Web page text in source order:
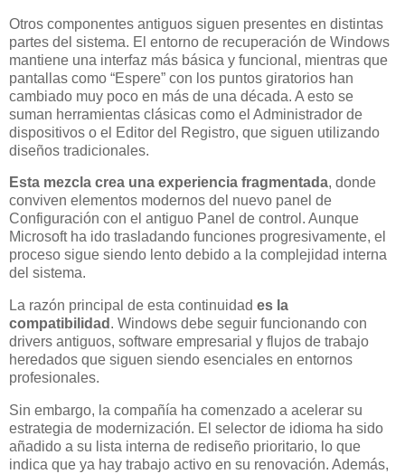
Otros componentes antiguos siguen presentes en distintas
partes del sistema. El entorno de recuperación de Windows
mantiene una interfaz más básica y funcional, mientras que
pantallas como “Espere” con los puntos giratorios han
cambiado muy poco en más de una década. A esto se
suman herramientas clásicas como el Administrador de
dispositivos o el Editor del Registro, que siguen utilizando
diseños tradicionales.
Esta mezcla crea una experiencia fragmentada, donde
conviven elementos modernos del nuevo panel de
Configuración con el antiguo Panel de control. Aunque
Microsoft ha ido trasladando funciones progresivamente, el
proceso sigue siendo lento debido a la complejidad interna
del sistema.
La razón principal de esta continuidad es la
compatibilidad . Windows debe seguir funcionando con
drivers antiguos, software empresarial y flujos de trabajo
heredados que siguen siendo esenciales en entornos
profesionales.
Sin embargo, la compañía ha comenzado a acelerar su
estrategia de modernización. El selector de idioma ha sido
añadido a su lista interna de rediseño prioritario, lo que
indica que ya hay trabajo activo en su renovación. Además,